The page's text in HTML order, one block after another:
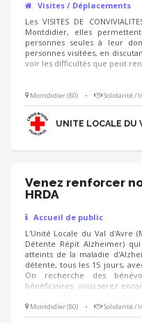
Visites / Déplacements
Les VISITES DE
Montdidier, elles
personnes seules à leur
personnes visitées, en
voir les difficultés que peut
Montdidier (80) • Solidarité /
UNITE LOCALE DU
Venez renforcer
HRDA
Accueil de public
L'Unité Locale du Val d'Avre
Détente Répit Alzheimer)
atteints de la maladie
détente, tous les 15 jours,
On recherche des
bénéficiaires, vous serez
Montdidier (80) • Solidarité /